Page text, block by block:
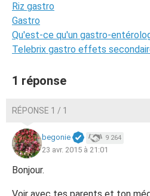
Riz gastro
Gastro
Qu'est-ce qu'un gastro-
Telebrix gastro effets
1 réponse
RÉPONSE 1 / 1
begonie 9 264
23 avr. 2015 à 21:01
Bonjour.